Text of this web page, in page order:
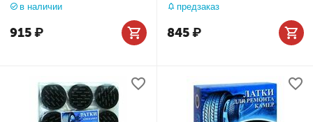
в наличии
915₽
предзаказ
845₽